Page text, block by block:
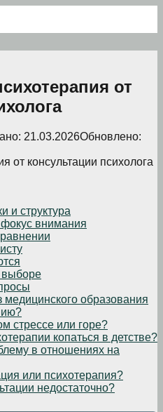
от
21.03.2026Обновлено:
и структура
внимания
медицинского образования
стрессе или горе?
копаться в детстве?
в отношениях на
или психотерапия?
недостаточно?